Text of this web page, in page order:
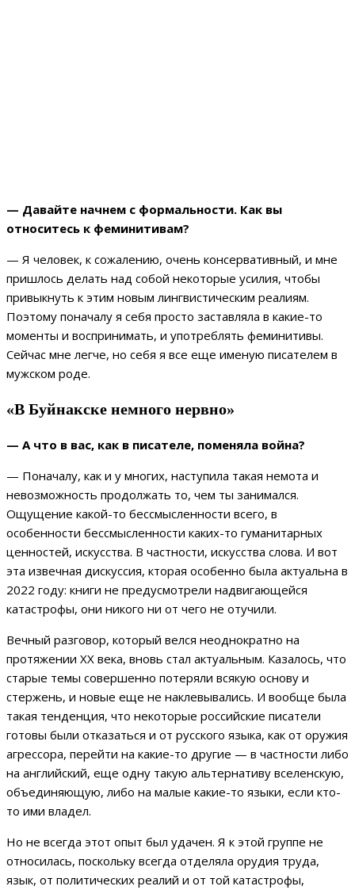
— Давайте начнем с формальности. Как вы
относитесь к феминитивам?
— Я человек, к сожалению, очень консервативный, и мне
пришлось делать над собой некоторые усилия, чтобы
привыкнуть к этим новым лингвистическим реалиям.
Поэтому поначалу я себя просто заставляла в какие-то
моменты и воспринимать, и употреблять феминитивы.
Сейчас мне легче, но себя я все еще именую писателем в
мужском роде.
«В Буйнакске немного нервно»
— А что в вас, как в писателе, поменяла война?
— Поначалу, как и у многих, наступила такая немота и
невозможность продолжать то, чем ты занимался.
Ощущение какой-то бессмысленности всего, в
особенности бессмысленности каких-то гуманитарных
ценностей, искусства. В частности, искусства слова. И вот
эта извечная дискуссия, кторая особенно была актуальна в
2022 году: книги не предусмотрели надвигающейся
катастрофы, они никого ни от чего не отучили.
Вечный разговор, который велся неоднократно на
протяжении XX века, вновь стал актуальным. Казалось, что
старые темы совершенно потеряли всякую основу и
стержень, и новые еще не наклевывались. И вообще была
такая тенденция, что некоторые российские писатели
готовы были отказаться и от русского языка, как от оружия
агрессора, перейти на какие-то другие — в частности либо
на английский, еще одну такую альтернативу вселенскую,
объединяющую, либо на малые какие-то языки, если кто-
то ими владел.
Но не всегда этот опыт был удачен. Я к этой группе не
относилась, поскольку всегда отделяла орудия труда,
язык, от политических реалий и от той катастрофы,